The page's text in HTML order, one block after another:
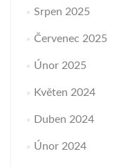
Srpen 2025
Červenec 2025
Únor 2025
Květen 2024
Duben 2024
Únor 2024